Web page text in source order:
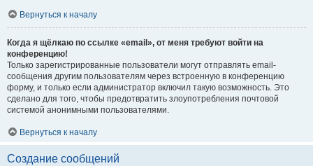
Вернуться к началу
Когда я щёлкаю по ссылке «email», от меня требуют войти на
конференцию!
Только зарегистрированные пользователи могут отправлять email-
сообщения другим пользователям через встроенную в конференцию
форму, и только если администратор включил такую возможность. Это
сделано для того, чтобы предотвратить злоупотребления почтовой
системой анонимными пользователями.
Вернуться к началу
Создание сообщений